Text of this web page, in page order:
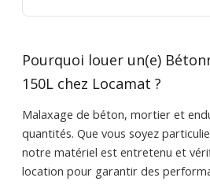
Pourquoi louer un(e)
150L chez Locamat ?
Malaxage de béton, mortier et
quantités. Que vous soyez
notre matériel est entretenu et
location pour garantir des